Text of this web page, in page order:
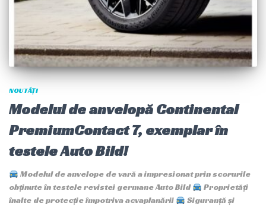
NOUTĂȚI
Modelul de anvelopă Continental
PremiumContact 7, exemplar în
testele Auto Bild!
Modelul de anvelope de vară a impresionat prin scorurile
obținute în testele revistei germane Auto Bild
Proprietăți
înalte de protecție împotriva acvaplanării
Siguranță și